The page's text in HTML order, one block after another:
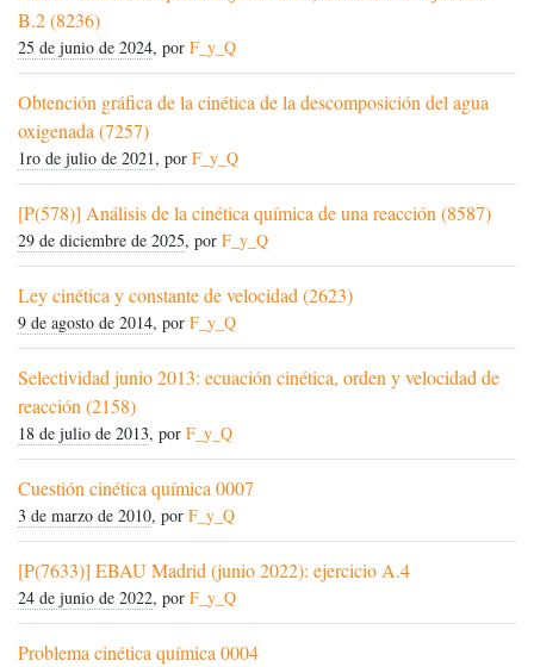
B.2 (8236)
25 de junio de 2024, por F_y_Q
Obtención gráfica de la cinética de la descomposición del agua
oxigenada (7257)
1ro de julio de 2021, por F_y_Q
[P(578)] Análisis de la cinética química de una reacción (8587)
29 de diciembre de 2025, por F_y_Q
Ley cinética y constante de velocidad (2623)
9 de agosto de 2014, por F_y_Q
Selectividad junio 2013: ecuación cinética, orden y velocidad de
reacción (2158)
18 de julio de 2013, por F_y_Q
Cuestión cinética química 0007
3 de marzo de 2010, por F_y_Q
[P(7633)] EBAU Madrid (junio 2022): ejercicio A.4
24 de junio de 2022, por F_y_Q
Problema cinética química 0004